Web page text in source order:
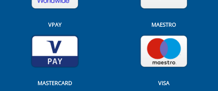
VPAY MAESTRO
MASTERCARD VISA